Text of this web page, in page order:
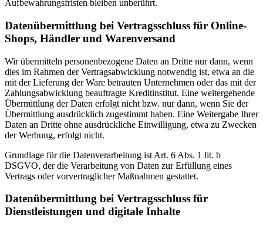
Aufbewahrungsfristen bleiben unberührt.
Datenübermittlung bei Vertragsschluss für Online-
Shops, Händler und Warenversand
Wir übermitteln personenbezogene Daten an Dritte nur dann, wenn
dies im Rahmen der Vertragsabwicklung notwendig ist, etwa an die
mit der Lieferung der Ware betrauten Unternehmen oder das mit der
Zahlungsabwicklung beauftragte Kreditinstitut. Eine weitergehende
Übermittlung der Daten erfolgt nicht bzw. nur dann, wenn Sie der
Übermittlung ausdrücklich zugestimmt haben. Eine Weitergabe Ihrer
Daten an Dritte ohne ausdrückliche Einwilligung, etwa zu Zwecken
der Werbung, erfolgt nicht.
Grundlage für die Datenverarbeitung ist Art. 6 Abs. 1 lit. b
DSGVO, der die Verarbeitung von Daten zur Erfüllung eines
Vertrags oder vorvertraglicher Maßnahmen gestattet.
Datenübermittlung bei Vertragsschluss für
Dienstleistungen und digitale Inhalte